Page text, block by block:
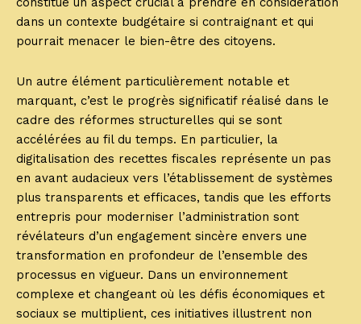
dans un contexte budgétaire si contraignant et qui
pourrait menacer le bien-être des citoyens.
Un autre élément particulièrement notable et
marquant, c’est le progrès significatif réalisé dans le
cadre des réformes structurelles qui se sont
accélérées au fil du temps. En particulier, la
digitalisation des recettes fiscales représente un pas
en avant audacieux vers l’établissement de systèmes
plus transparents et efficaces, tandis que les efforts
entrepris pour moderniser l’administration sont
révélateurs d’un engagement sincère envers une
transformation en profondeur de l’ensemble des
processus en vigueur. Dans un environnement
complexe et changeant où les défis économiques et
sociaux se multiplient, ces initiatives illustrent non